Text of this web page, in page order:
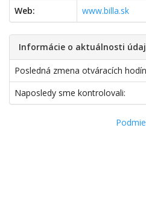
Web:
www.billa.sk
Informácie o aktuálnosti
Posledná zmena otváracích
Naposledy sme kontrolovali: